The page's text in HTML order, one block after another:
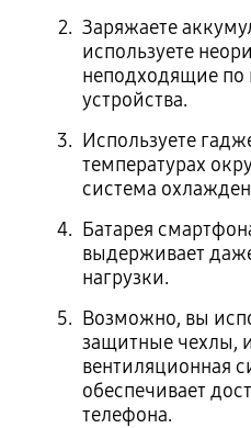
Заряжаете
используете
неподходящие
устройства.
Используете
температурах
система
Батарея
выдерживает
нагрузки.
Возможно, вы
защитные чехлы,
вентиляционная
обеспечивает
телефона.